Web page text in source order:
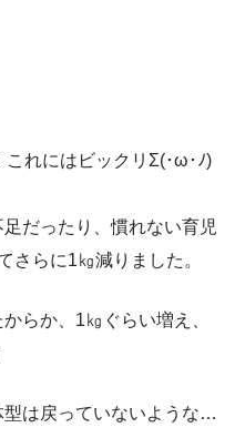
これにはビックリΣ(･ω･ﾉ)
だったり、慣れない育児
さらに1㎏減りました。
らか、1㎏ぐらい増え、
型は戻っていないような…